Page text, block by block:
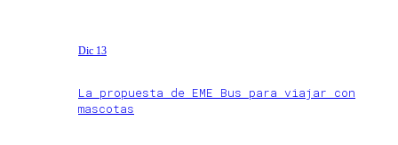
Dic 13
La propuesta de EME Bus para viajar con
mascotas